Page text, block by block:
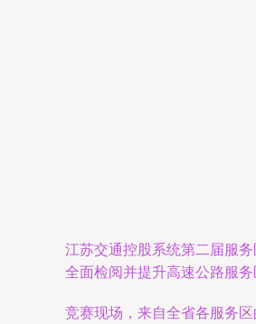
江苏交通控股系统第二届服
全面检阅并提升高速公路服
竞赛现场，来自全省各服务